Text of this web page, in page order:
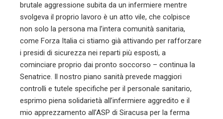
brutale aggressione subita da un infermiere mentre
svolgeva il proprio lavoro è un atto vile, che colpisce
non solo la persona ma l’intera comunità sanitaria,
come Forza Italia ci stiamo già attivando per rafforzare
i presidi di sicurezza nei reparti più esposti, a
cominciare proprio dai pronto soccorso – continua la
Senatrice. Il nostro piano sanità prevede maggiori
controlli e tutele specifiche per il personale sanitario,
esprimo piena solidarietà all’infermiere aggredito e il
mio apprezzamento all’ASP di Siracusa per la ferma